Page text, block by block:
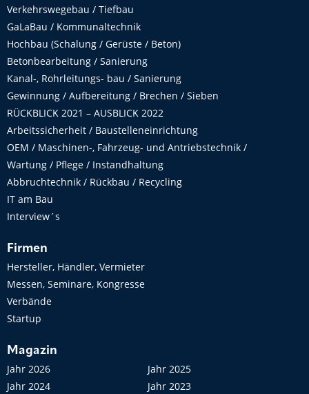
Verkehrswegebau / Tiefbau
GaLaBau / Kommunaltechnik
Hochbau (Schalung / Gerüste / Beton)
Betonbearbeitung / Sanierung
Kanal-, Rohrleitungs- bau / Sanierung
Gewinnung / Aufbereitung / Brechen / Sieben
RÜCKBLICK 2021 – AUSBLICK 2022
Arbeitssicherheit / Baustelleneinrichtung
OEM / Maschinen-, Fahrzeug- und Antriebstechnik /
Wartung / Pflege / Instandhaltung
Abbruchtechnik / Rückbau / Recycling
IT am Bau
Interview´s
Firmen
Hersteller, Händler, Vermieter
Messen, Seminare, Kongresse
Verbände
Startup
Magazin
Jahr 2026
Jahr 2025
Jahr 2024
Jahr 2023